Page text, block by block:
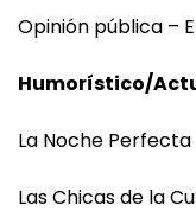
Opinión pública –
Humorístico/
La Noche
Las Chicas de la